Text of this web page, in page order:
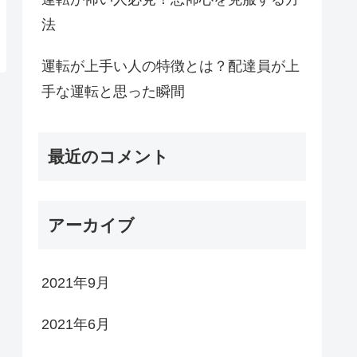
法
運転が上手い人の特徴とは？配達員が上
手な運転と思った瞬間
最近のコメント
アーカイブ
2021年9月
2021年6月